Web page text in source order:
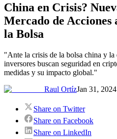
China en Crisis?
Mercado de Acciones
la Bolsa
"Ante la crisis de la bolsa china y la
inversores buscan seguridad en
medidas y su impacto global."
Raul OrtízJan 31, 2024
Share on Twitter
Share on Facebook
Share on LinkedIn